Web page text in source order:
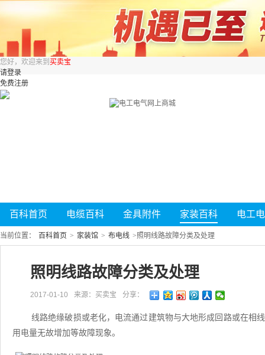
您好，欢迎来到 买卖宝
请登录
免费注册
百科首页 电缆百科 金具附件 家装百科 电工
当前位置： 百科首页 > 家装馆 > 布电线 >照明线路故障分类及处理
照明线路故障分类及处理
2017-01-10 来源：买卖宝 分享：
线路绝缘破损或老化，电流通过建筑物与大地形成回路或在相
用电量无故增加等故障现象。